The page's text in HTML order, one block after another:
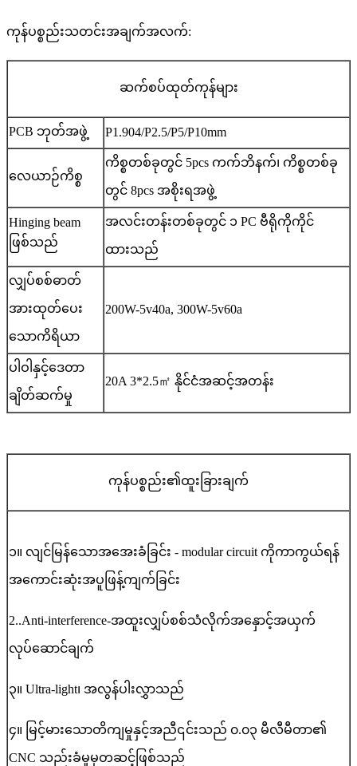
ကုန်ပစ္စည်းသတင်းအချက်အလက်:
ဆက်စပ်ထုတ်ကုန်များ
PCB ဘုတ်အဖွဲ့ P1.904/P2.5/P5/P10mm
လေယာဉ်ကိစ္စ
ကိစ္စတစ်ခုတွင် 5pcs ကက်ဘိနက်၊ ကိစ္စတစ်ခု
တွင် 8pcs အစိုးရအဖွဲ့
Hinging beam
ဖြစ်သည်
အလင်းတန်းတစ်ခုတွင် ၁ PC ဗီရိုကိုကိုင်
ထားသည်
လျှပ်စစ်ဓာတ်
အားထုတ်ပေး
သောကိရိယာ
200W-5v40a, 300W-5v60a
ပါဝါနှင့်ဒေတာ
ချိတ်ဆက်မှု
20A 3*2.5㎡ နိုင်ငံအဆင့်အတန်း
ကုန်ပစ္စည်း၏ထူးခြားချက်
၁။ လျင်မြန်သောအအေးခံခြင်း - modular circuit ကိုကာကွယ်ရန်
အကောင်းဆုံးအပူဖြန့်ကျက်ခြင်း
2..Anti-interference-အထူးလျှပ်စစ်သံလိုက်အနှောင့်အယှက်
လုပ်ဆောင်ချက်
၃။ Ultra-light၊ အလွန်ပါးလွှာသည်
၄။ မြင့်မားသောတိကျမှုနှင့်အညီ၎င်းသည် ၀.၀၃ မီလီမီတာ၏
CNC သည်းခံမှုမှတဆင့်ဖြစ်သည်